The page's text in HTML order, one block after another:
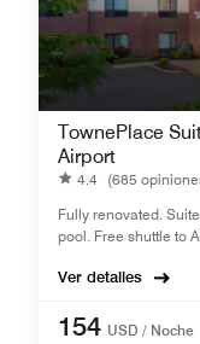
TownePlace
Airport
4.4 (685
Fully renovated.
pool. Free shuttle to
Ver detalles
154 USD / Noche